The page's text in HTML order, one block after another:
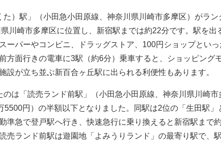
）駅」（小田急小田原線、神奈川県川崎市多摩区）がラン
川崎市多摩区に位置し、新宿駅までは約22分です。駅を出
ーパーやコンビニ、ドラッグストア、100円ショップとい
方面行きの電車に3駅（約6分）乗車すると、ショッピング
設が立ち並ぶ新百合ヶ丘駅に出られる利便性もあります。
は「読売ランド前駅」（小田急小田原線、神奈川県川崎市
5500円）の半額以下となりました。同駅は2位の「生田駅」
準急で登戸駅へ行き、快速急行に乗り換えると新宿駅まで
売ランド前駅は遊園地「よみうりランド」の最寄り駅で、